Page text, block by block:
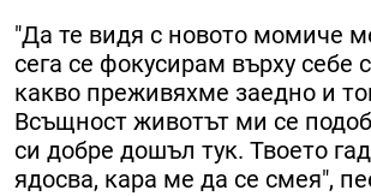
"Да те видя с новото момиче
сега се фокусирам върху себе
какво преживяхме заедно и
Всъщност животът ми се
си добре дошъл тук. Твоето
ядосва, кара ме да се смея",